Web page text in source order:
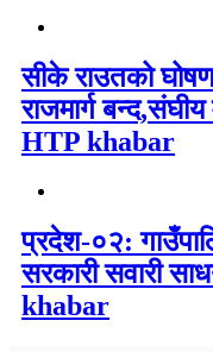
सीके राउतको
राजमार्ग
HTP khabar
प्रदेश-०२:
सरकारी सवारी
khabar